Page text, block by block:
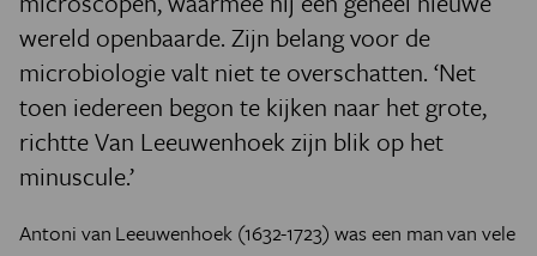
wereld openbaarde. Zijn belang voor de
microbiologie valt niet te overschatten. ‘Net
toen iedereen begon te kijken naar het grote,
richtte Van Leeuwenhoek zijn blik op het
minuscule.’
Antoni van Leeuwenhoek (1632-1723) was een man van vele